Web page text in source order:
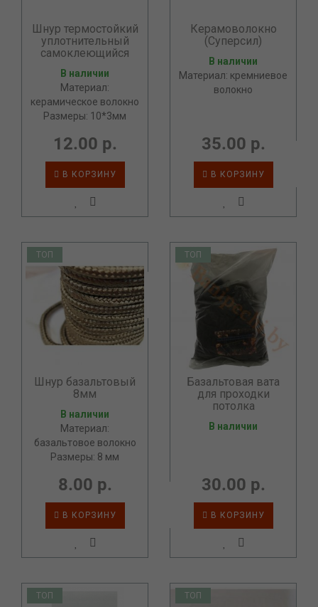
Шнур термостойкий
уплотнительный
самоклеющийся
В наличии
Материал:
керамическое волокно
Размеры: 10*3мм
12.00 р.
В КОРЗИНУ
Керамоволокно
(Суперсил)
В наличии
Материал: кремниевое
волокно
35.00 р.
В КОРЗИНУ
ТОП
Шнур базальтовый
8мм
В наличии
Материал:
базальтовое волокно
Размеры: 8 мм
8.00 р.
В КОРЗИНУ
ТОП
Базальтовая вата
для проходки
потолка
В наличии
30.00 р.
В КОРЗИНУ
ТОП ТОП